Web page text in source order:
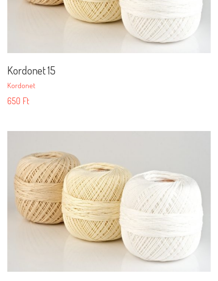
Kordonet 15
Kordonet
650 Ft